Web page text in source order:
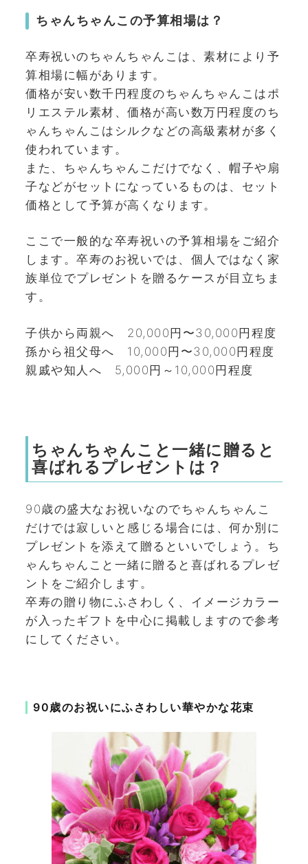
ちゃんちゃんこの予算相場は？
卒寿祝いのちゃんちゃんこは、素材により予
算相場に幅があります。
価格が安い数千円程度のちゃんちゃんこはポ
リエステル素材、価格が高い数万円程度のち
ゃんちゃんこはシルクなどの高級素材が多く
使われています。
また、ちゃんちゃんこだけでなく、帽子や扇
子などがセットになっているものは、セット
価格として予算が高くなります。
ここで一般的な卒寿祝いの予算相場をご紹介
します。卒寿のお祝いでは、個人ではなく家
族単位でプレゼントを贈るケースが目立ちま
す。
子供から両親へ 20,000円〜30,000円程度
孫から祖父母へ 10,000円〜30,000円程度
親戚や知人へ 5,000円～10,000円程度
ちゃんちゃんこと一緒に贈ると
喜ばれるプレゼントは？
90歳の盛大なお祝いなのでちゃんちゃんこ
だけでは寂しいと感じる場合には、何か別に
プレゼントを添えて贈るといいでしょう。ち
ゃんちゃんこと一緒に贈ると喜ばれるプレゼ
ントをご紹介します。
卒寿の贈り物にふさわしく、イメージカラー
が入ったギフトを中心に掲載しますので参考
にしてください。
90歳のお祝いにふさわしい華やかな花束